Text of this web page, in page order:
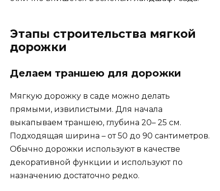
Этапы строительства мягкой
дорожки
Делаем траншею для дорожки
Мягкую дорожку в саде можно делать
прямыми, извилистыми. Для начала
выкапываем траншею, глубина 20– 25 см.
Подходящая ширина – от 50 до 90 сантиметров.
Обычно дорожки используют в качестве
декоративной функции и используют по
назначению достаточно редко.